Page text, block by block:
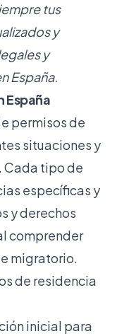
tus
y
y
España.
España
permisos de
situaciones y
Cada tipo de
específicas y
y derechos
comprender
migratorio.
de residencia
inicial para